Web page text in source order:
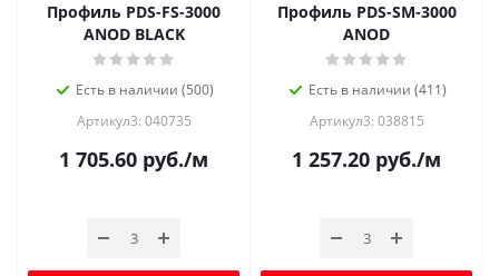
Профиль PDS-FS-3000
ANOD BLACK
Есть в наличии (500)
Артикул3: 040735
1 705.60 руб./м
Профиль PDS-SM-3000
ANOD
Есть в наличии (411)
Артикул3: 038815
1 257.20 руб./м